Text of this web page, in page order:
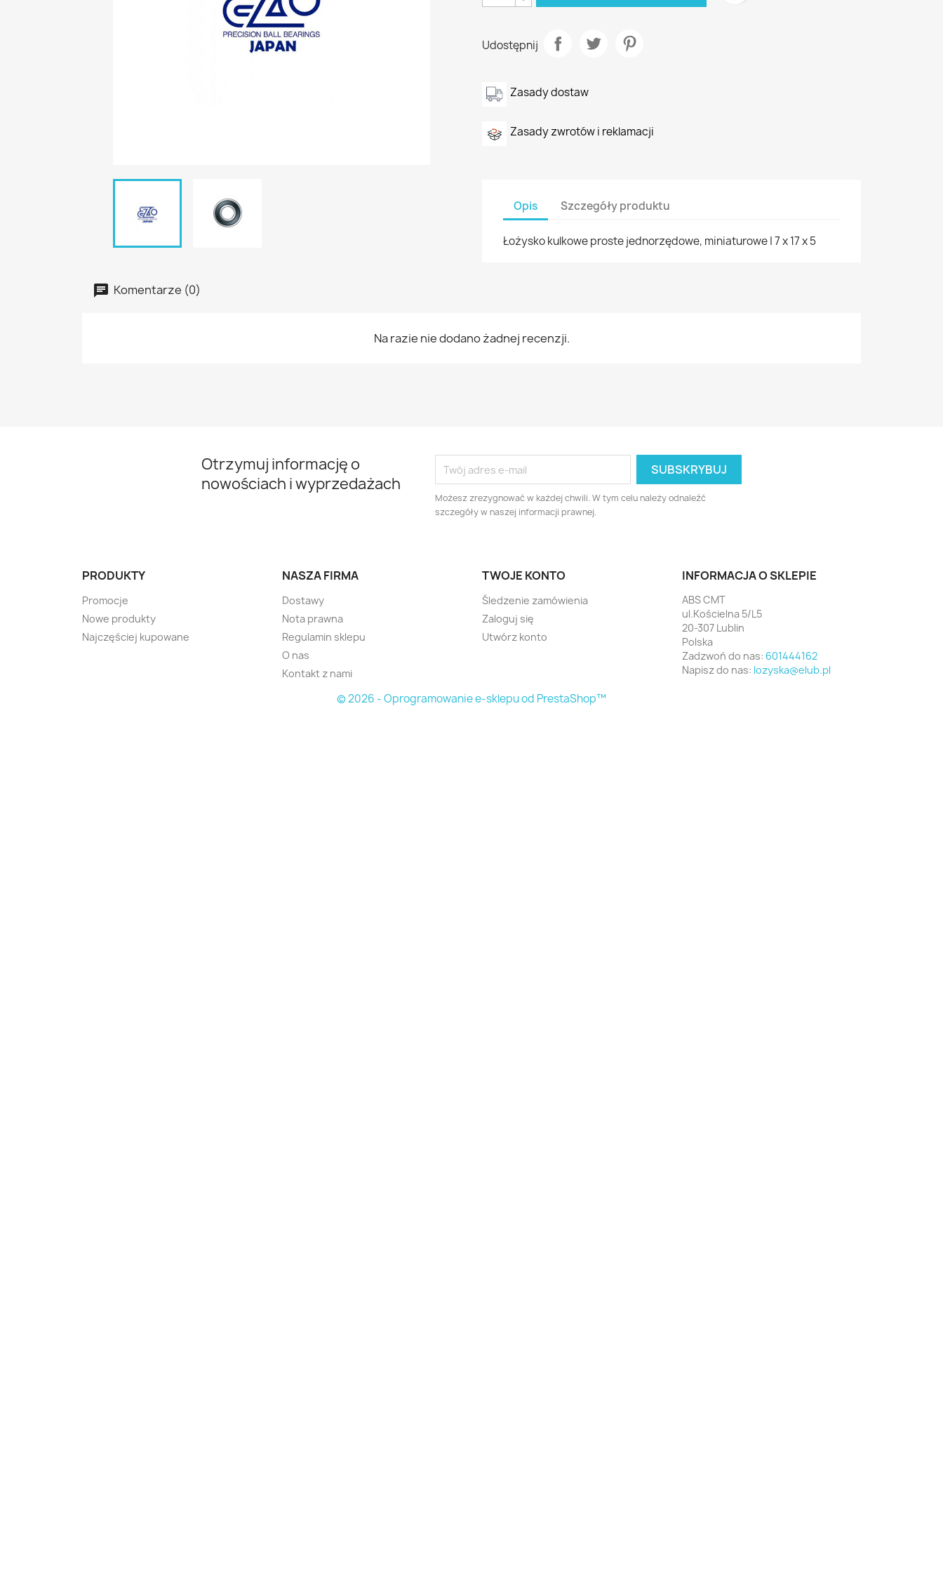
Udostępnij
Zasady dostaw
Zasady zwrotów i reklamacji
Opis Szczegóły produktu
Łożysko kulkowe proste jednorzędowe, miniaturowe | 7 x 17 x 5
Komentarze (0)
Na razie nie dodano żadnej recenzji.
Otrzymuj informację o
nowościach i wyprzedażach
Możesz zrezygnować w każdej chwili. W tym celu należy odnaleźć
szczegóły w naszej informacji prawnej.
PRODUKTY
Promocje
Nowe produkty
Najczęściej kupowane
NASZA FIRMA
Dostawy
Nota prawna
Regulamin sklepu
O nas
Kontakt z nami
TWOJE KONTO
Śledzenie zamówienia
Zaloguj się
Utwórz konto
INFORMACJA O SKLEPIE
ABS CMT
ul.Kościelna 5/L5
20-307 Lublin
Polska
Zadzwoń do nas: 601444162
Napisz do nas: lozyska@elub.pl
© 2026 - Oprogramowanie e-sklepu od PrestaShop™